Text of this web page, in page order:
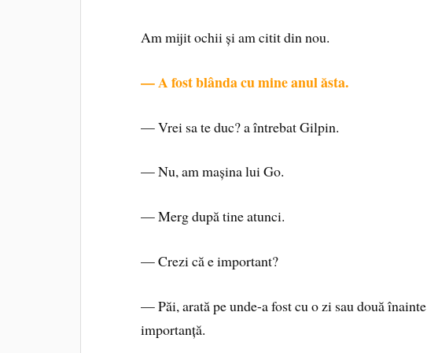
Am mijit ochii și am citit din nou.
— A fost blânda cu mine anul ăsta.
— Vrei sa te duc? a întrebat Gilpin.
— Nu, am mașina lui Go.
— Merg după tine atunci.
— Crezi că e important?
— Păi, arată pe unde-a fost cu o zi sau două
importanță.